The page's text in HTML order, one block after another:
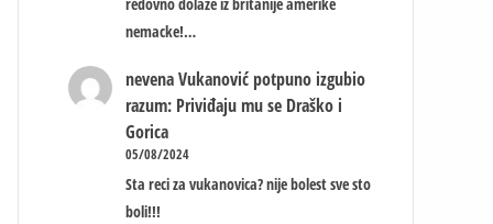
nemacke!…
nevena Vukanović potpuno izgubio
razum: Priviđaju mu se Draško i
Gorica
05/08/2024
Sta reci za vukanovica? nije bolest sve sto
boli!!!